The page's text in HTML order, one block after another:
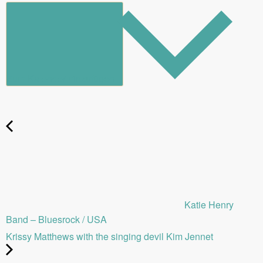
Katie Henry
Band – Bluesrock / USA
Krissy Matthews with the singing devil Kim Jennet